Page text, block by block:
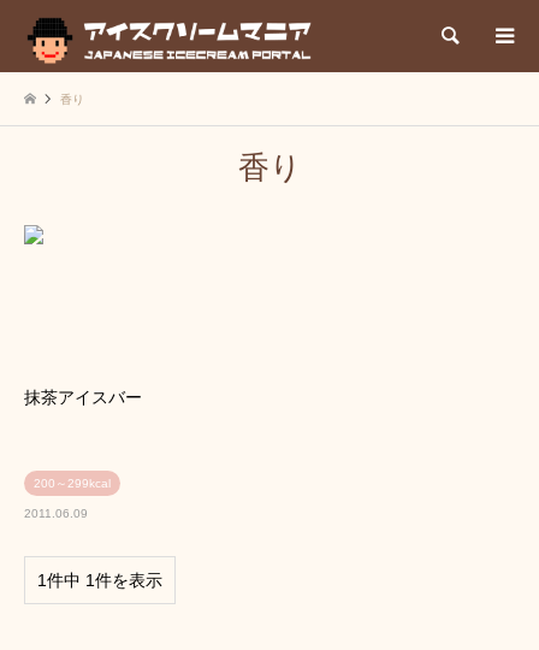
検索
香り
香り
抹茶アイスバー
200～299kcal
2011.06.09
1件中 1件を表示